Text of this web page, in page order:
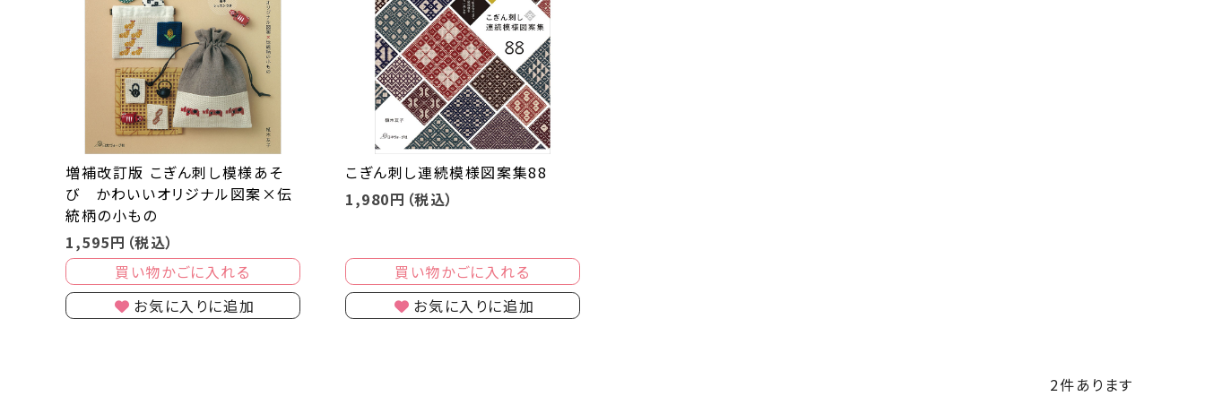
増補改訂版 こぎん刺し模様あそ
び かわいいオリジナル図案×伝
統柄の小もの
1,595円（税込）
買い物かごに入れる
お気に入りに追加
こぎん刺し連続模様図案集88
1,980円（税込）
買い物かごに入れる
お気に入りに追加
2件あります